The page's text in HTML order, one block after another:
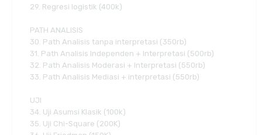
29. Regresi logistik (400k)
PATH ANALISIS
30. Path Analisis tanpa interpretasi (350rb)
31. Path Analisis Independen + Interpretasi (500rb)
32. Path Analisis Moderasi + Interpretasi (550rb)
33. Path Analisis Mediasi + interpretasi (550rb)
UJI
34. Uji Asumsi Klasik (100k)
35. Uji Chi-Square (200K)